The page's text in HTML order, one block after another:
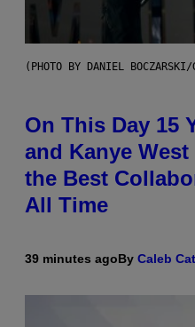
(PHOTO BY DANIEL BOCZARSKI/
On This Day 15
and Kanye
the Best
All Time
39 minutes agoBy Caleb